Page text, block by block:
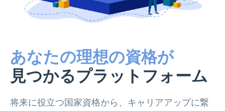
あなたの理想の資格が
見つかるプラットフォーム
将来に役立つ国家資格から、キャリアアップに繋